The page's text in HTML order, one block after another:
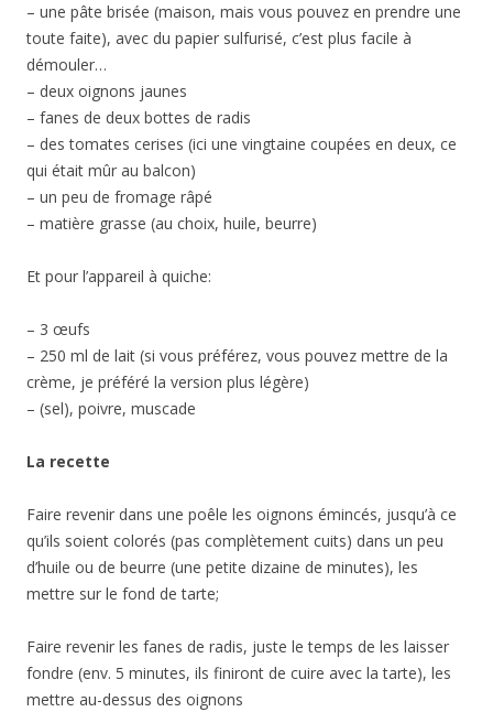
– une pâte brisée (maison, mais vous pouvez en prendre une
toute faite), avec du papier sulfurisé, c’est plus facile à
démouler…
– deux oignons jaunes
– fanes de deux bottes de radis
– des tomates cerises (ici une vingtaine coupées en deux, ce
qui était mûr au balcon)
– un peu de fromage râpé
– matière grasse (au choix, huile, beurre)
Et pour l’appareil à quiche:
– 3 œufs
– 250 ml de lait (si vous préférez, vous pouvez mettre de la
crème, je préféré la version plus légère)
– (sel), poivre, muscade
La recette
Faire revenir dans une poêle les oignons émincés, jusqu’à ce
qu’ils soient colorés (pas complètement cuits) dans un peu
d’huile ou de beurre (une petite dizaine de minutes), les
mettre sur le fond de tarte;
Faire revenir les fanes de radis, juste le temps de les laisser
fondre (env. 5 minutes, ils finiront de cuire avec la tarte), les
mettre au-dessus des oignons